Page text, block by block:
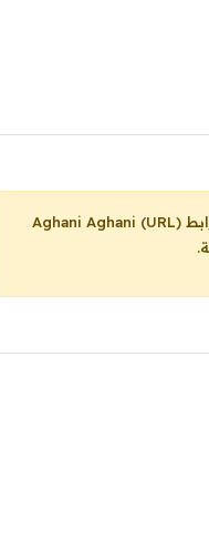
Aghani Aghani (URL)